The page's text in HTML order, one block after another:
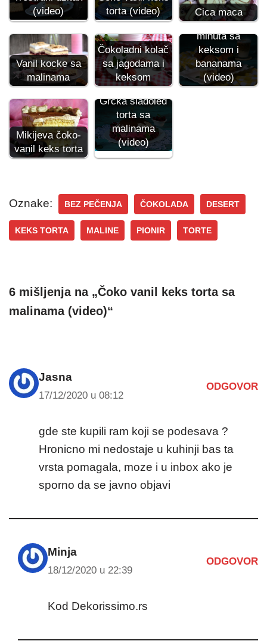
(video)
torta (video)
Cica maca
Vanil kocke sa
malinama
Čokoladni kolač
sa jagodama i
keksom
Kolač za 15
minuta sa
keksom i
bananama
(video)
Mikijeva čoko-
vanil keks torta
Grčka sladoled
torta sa
malinama
(video)
Oznake: BEZ PEČENJA ČOKOLADA DESERT
KEKS TORTA MALINE PIONIR TORTE
6 mišljenja na „Čoko vanil keks torta sa
malinama (video)“
Jasna
17/12/2020 u 08:12
ODGOVOR
gde ste kupili ram koji se podesava ?
Hronicno mi nedostaje u kuhinji bas ta
vrsta pomagala, moze i u inbox ako je
sporno da se javno objavi
Minja
18/12/2020 u 22:39
ODGOVOR
Kod Dekorissimo.rs